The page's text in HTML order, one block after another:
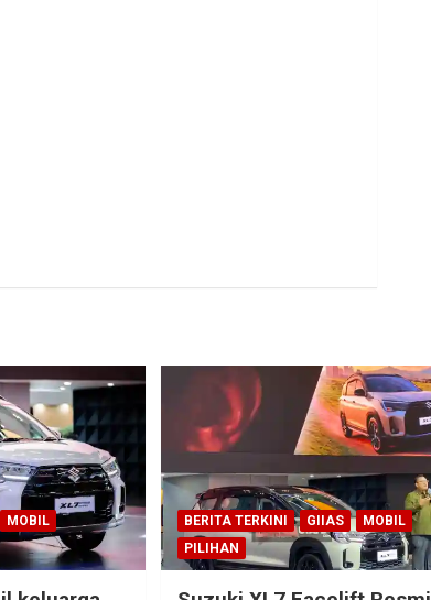
MOBIL
BERITA TERKINI GIIAS
MOBIL
PILIHAN